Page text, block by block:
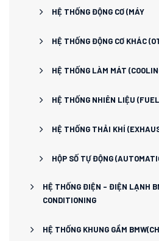
HỆ THỐNG ĐỘNG CƠ (MÁY
HỆ THỐNG ĐỘNG CƠ KHÁC
HỆ THỐNG LÀM MÁT
HỆ THỐNG NHIÊN LIỆU
HỆ THỐNG THẢI KHÍ
HỘP SỐ TỰ ĐỘNG
HỆ THỐNG ĐIỆN – ĐIỆN LẠNH
CONDITIONING
HỆ THỐNG KHUNG GẦM